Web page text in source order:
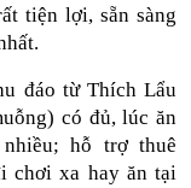
tiện lợi, sẵn sàng
đáo từ Thích Lẩu
có đủ, lúc ăn
hỗ trợ thuê
chơi xa hay ăn tại